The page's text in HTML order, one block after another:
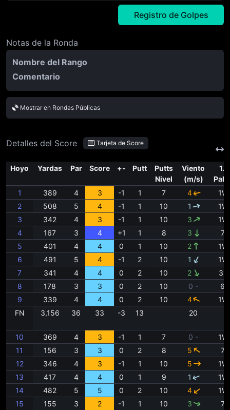
Registro de Golpes
Notas de la Ronda
Nombre del Rango
Comentario
Mostrar en Rondas Públicas
Detalles del Score Tarjeta de Score
Hoyo Yardas Par Score +- Putt
Putts
Nivel
Viento
(m/s)
1.º
1
389 4 3 -1 1 7 4
1W
2
508 5 4 -1 1 10 1
1W
3
342 4 3 -1 1 10 3
1W
4
167 3 4 +1 1 8 3
7i
5
401 4 4 0 1 10 2
1W
6
491 5 4 -1 2 10 1
1W
7
341 4 4 0 2 10 2
3U
8
178 3 3 0 2 10 0 -
6i
9
339 4 4 0 2 10 4
1W
FN
3,156 36 33 -3 13 20
10 369 4 3 -1 1 7 0 -
1W
11
156 3 3 0 2 8 5
7i
12
346 4 3 -1 1 10 5
1W
13
417 4 4 0 1 9 1
1W
14
482 5 5 0 2 10 4
1W
15
155 3 2 -1 1 10 3
7i